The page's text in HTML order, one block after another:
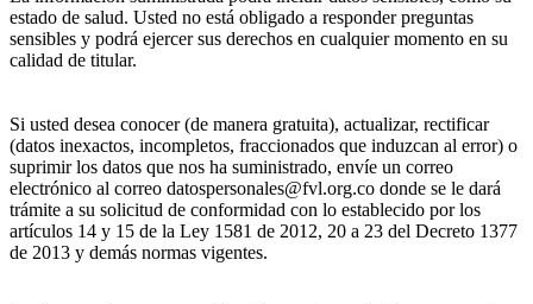
estado de salud. Usted no está obligado a responder preguntas
sensibles y podrá ejercer sus derechos en cualquier momento en su
calidad de titular.
Si usted desea conocer (de manera gratuita), actualizar, rectificar
(datos inexactos, incompletos, fraccionados que induzcan al error) o
suprimir los datos que nos ha suministrado, envíe un correo
electrónico al correo datospersonales@fvl.org.co donde se le dará
trámite a su solicitud de conformidad con lo establecido por los
artículos 14 y 15 de la Ley 1581 de 2012, 20 a 23 del Decreto 1377
de 2013 y demás normas vigentes.